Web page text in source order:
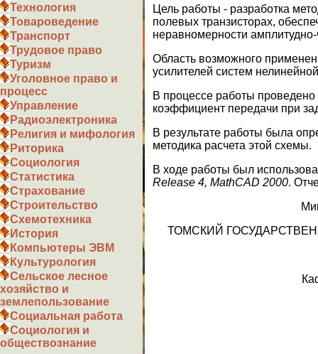
Технология
Товароведение
Транспорт
Трудовое право
Туризм
Уголовное право и
процесс
Управление
Радиоэлектроника
Религия и мифология
Риторика
Социология
Статистика
Страхование
Строительство
Схемотехника
История
Компьютеры ЭВМ
Культурология
Сельское лесное
хозяйство и
землепользование
Социальная работа
Социология и
обществознание
Цель работы - разработка
полевых транзисторах,
неравномерности
Область возможного
усилителей систем
В процессе работы
коэффициент передачи при
В результате работы была
методика расчета этой схемы.
В ходе работы был
Release 4, MathCAD 2000.
ТОМСКИЙ